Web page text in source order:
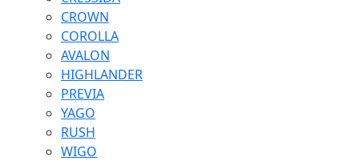
CROWN
COROLLA
AVALON
HIGHLANDER
PREVIA
YAGO
RUSH
WIGO